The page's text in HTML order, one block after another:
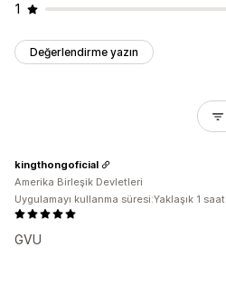
1
Değerlendirme yazın
GVU
kingthongoficial
Amerika Birleşik Devletleri
Uygulamayı kullanma süresi:Yaklaşık 1 saat